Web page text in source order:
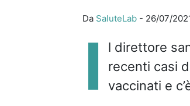
Da SaluteLab- 26/07/
I l direttore
recenti casi
vaccinati e